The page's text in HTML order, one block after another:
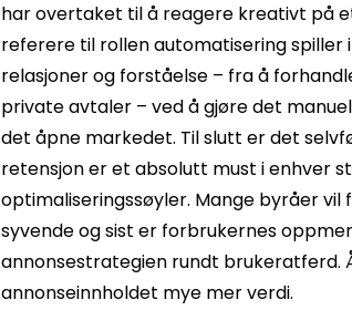
har overtaket til å reagere kreativt på
referere til rollen automatisering
relasjoner og forståelse – fra å
private avtaler – ved å gjøre det
det åpne markedet. Til slutt er det
retensjon er et absolutt must i enhver
optimaliseringssøyler. Mange byråer
syvende og sist er forbrukernes
annonsestrategien rundt brukeratferd.
annonseinnholdet mye mer verdi.